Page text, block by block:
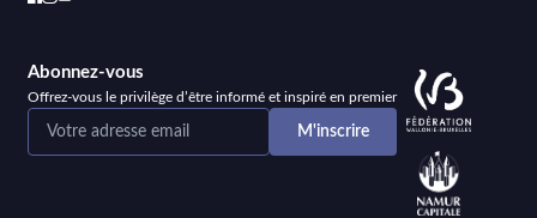
Abonnez-vous
Offrez-vous le privilège d’être informé et inspiré en premier